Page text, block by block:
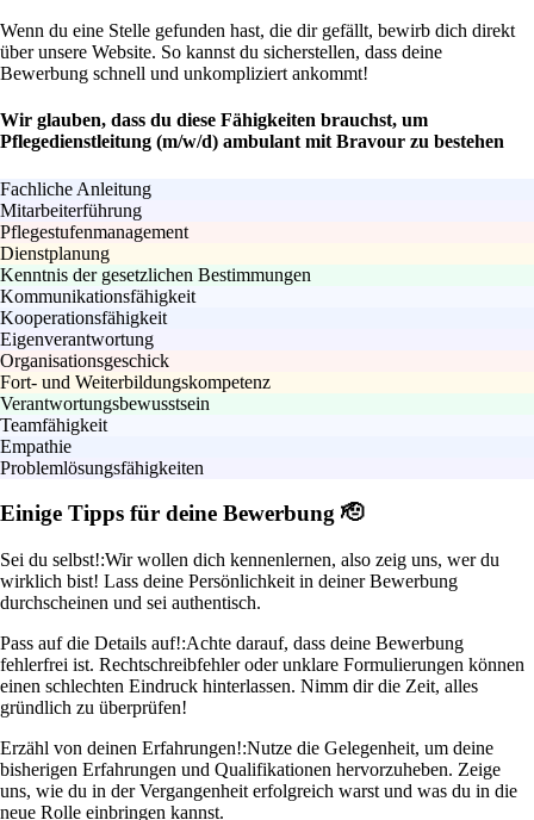
Wenn du eine Stelle gefunden hast, die dir gefällt, bewirb dich direkt
über unsere Website. So kannst du sicherstellen, dass deine
Bewerbung schnell und unkompliziert ankommt!
Wir glauben, dass du diese Fähigkeiten brauchst, um
Pflegedienstleitung (m/w/d) ambulant mit Bravour zu bestehen
Fachliche Anleitung
Mitarbeiterführung
Pflegestufenmanagement
Dienstplanung
Kenntnis der gesetzlichen Bestimmungen
Kommunikationsfähigkeit
Kooperationsfähigkeit
Eigenverantwortung
Organisationsgeschick
Fort- und Weiterbildungskompetenz
Verantwortungsbewusstsein
Teamfähigkeit
Empathie
Problemlösungsfähigkeiten
Einige Tipps für deine Bewerbung 🫡
Sei du selbst!:Wir wollen dich kennenlernen, also zeig uns, wer du
wirklich bist! Lass deine Persönlichkeit in deiner Bewerbung
durchscheinen und sei authentisch.
Pass auf die Details auf!:Achte darauf, dass deine Bewerbung
fehlerfrei ist. Rechtschreibfehler oder unklare Formulierungen können
einen schlechten Eindruck hinterlassen. Nimm dir die Zeit, alles
gründlich zu überprüfen!
Erzähl von deinen Erfahrungen!:Nutze die Gelegenheit, um deine
bisherigen Erfahrungen und Qualifikationen hervorzuheben. Zeige
uns, wie du in der Vergangenheit erfolgreich warst und was du in die
neue Rolle einbringen kannst.